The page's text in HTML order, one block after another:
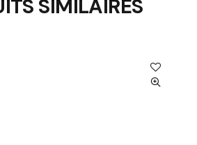
SIMILAIRES